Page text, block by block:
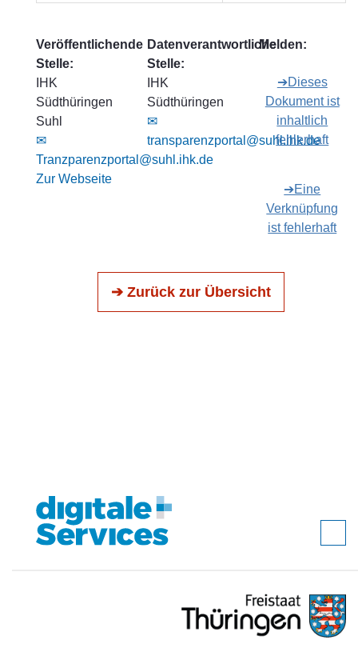
Veröffentlichende
Stelle:
IHK
Südthüringen
Suhl
✉
Tranzparenzportal@suhl.ihk.de
Zur Webseite
Datenverantwortliche
Stelle:
IHK
Südthüringen
✉
transparenzportal@suhl.ihk.de
Melden:
➔Dieses
Dokument ist
inhaltlich
fehlerhaft
➔Eine
Verknüpfung
ist fehlerhaft
➔ Zurück zur Übersicht